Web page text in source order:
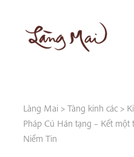
content
Làng Mai > Tàng kinh các >
Pháp Cú Hán tạng – Kết một
Niềm Tin